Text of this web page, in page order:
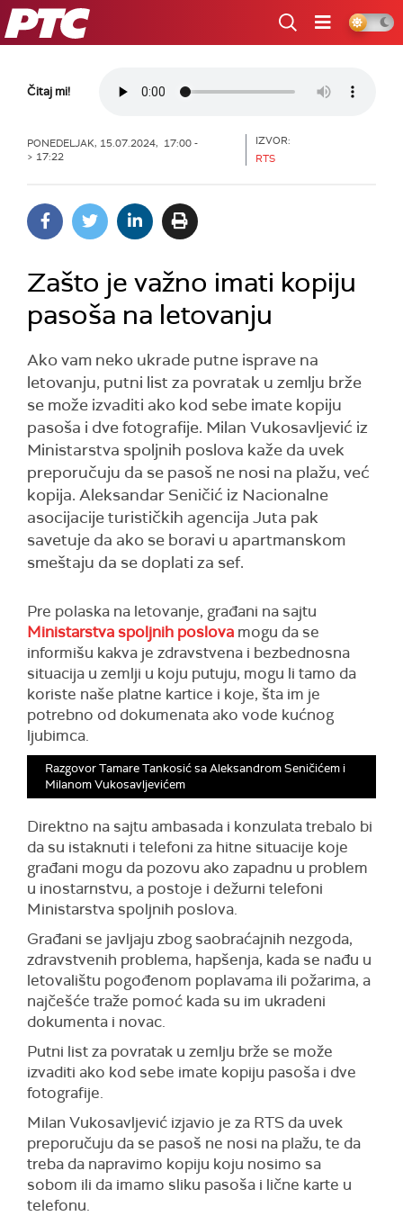
RTS
Čitaj mi!
PONEDELJAK, 15.07.2024, 17:00 -
> 17:22
IZVOR:
RTS
Zašto je važno imati kopiju
pasoša na letovanju
Ako vam neko ukrade putne isprave na
letovanju, putni list za povratak u zemlju brže
se može izvaditi ako kod sebe imate kopiju
pasoša i dve fotografije. Milan Vukosavljević iz
Ministarstva spoljnih poslova kaže da uvek
preporučuju da se pasoš ne nosi na plažu, već
kopija. Aleksandar Seničić iz Nacionalne
asocijacije turističkih agencija Juta pak
savetuje da ako se boravi u apartmanskom
smeštaju da se doplati za sef.
Pre polaska na letovanje, građani na sajtu
Ministarstva spoljnih poslova mogu da se
informišu kakva je zdravstvena i bezbednosna
situacija u zemlji u koju putuju, mogu li tamo da
koriste naše platne kartice i koje, šta im je
potrebno od dokumenata ako vode kućnog
ljubimca.
Razgovor Tamare Tankosić sa Aleksandrom Seničićem i
Milanom Vukosavljevićem
Direktno na sajtu ambasada i konzulata trebalo bi
da su istaknuti i telefoni za hitne situacije koje
građani mogu da pozovu ako zapadnu u problem
u inostarnstvu, a postoje i dežurni telefoni
Ministarstva spoljnih poslova.
Građani se javljaju zbog saobraćajnih nezgoda,
zdravstvenih problema, hapšenja, kada se nađu u
letovalištu pogođenom poplavama ili požarima, a
najčešće traže pomoć kada su im ukradeni
dokumenta i novac.
Putni list za povratak u zemlju brže se može
izvaditi ako kod sebe imate kopiju pasoša i dve
fotografije.
Milan Vukosavljević izjavio je za RTS da uvek
preporučuju da se pasoš ne nosi na plažu, te da
treba da napravimo kopiju koju nosimo sa
sobom ili da imamo sliku pasoša i lične karte u
telefonu.